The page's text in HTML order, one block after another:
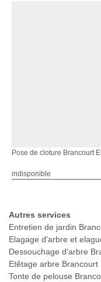
Pose de cloture Brancourt
indisponible
Autres services
Entretien de jardin
Elagage d'arbre et
Dessouchage d'arbre
Etêtage arbre Brancourt
Tonte de pelouse